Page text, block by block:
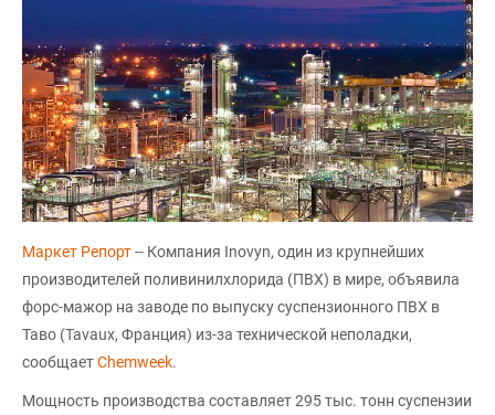
Маркет Репорт-- Компания Inovyn, один из крупнейших
производителей поливинилхлорида (ПВХ) в мире, объявила
форс-мажор на заводе по выпуску суспензионного ПВХ в
Таво (Tavaux, Франция) из-за технической неполадки,
сообщаетChemweek.
Мощность производства составляет 295 тыс. тонн суспензии